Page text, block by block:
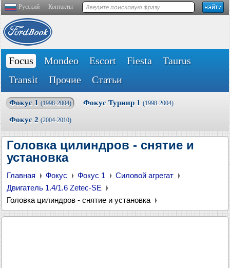
Русский Контакты
Focus Mondeo Escort Fiesta
Taurus
Transit
Прочие Статьи
Фокус 1 (1998-2004) Фокус Турнир 1 (1998-2004)
Фокус 2 (2004-2010)
Головка цилиндров - снятие и
установка
Главная Фокус Фокус 1
Силовой агрегат
Двигатель 1.4/1.6 Zetec-SE
Головка цилиндров - снятие и установка